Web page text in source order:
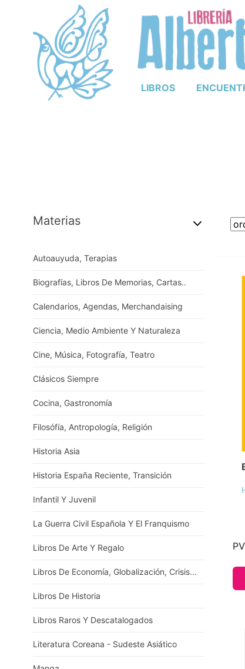
LIBROS
Materias
Autoauyuda, Terapias
Biografías, Libros De Memorias, Cartas..
Calendarios, Agendas, Merchandaising
Ciencia, Medio Ambiente Y Naturaleza
Cine, Música, Fotografía, Teatro
Clásicos Siempre
Cocina, Gastronomía
Filosófía, Antropología, Religión
Historia Asia
Historia España Reciente, Transición
Infantil Y Juvenil
La Guerra Civil Española Y El Franquismo
Libros De Arte Y Regalo
Libros De Economía, Globalización, Crisis...
Libros De Historia
Libros Raros Y Descatalogados
Literatura Coreana - Sudeste Asiático